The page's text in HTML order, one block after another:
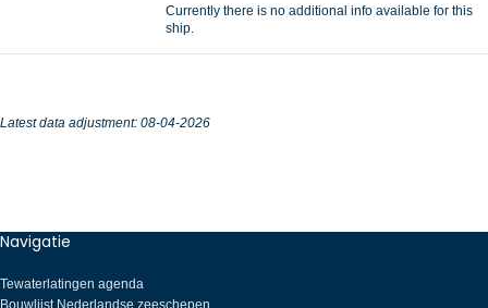
Currently there is no additional info available for this
ship.
Latest data adjustment: 08-04-2026
Navigatie
Tewaterlatingen agenda
Bouwlijst Nederlandse zeeschepen